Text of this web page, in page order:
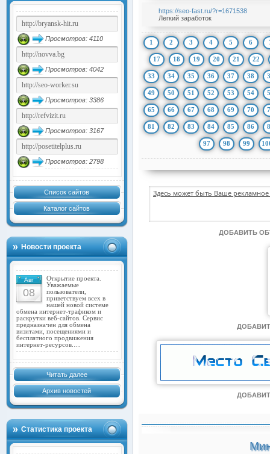
Просмотров: 4110
Просмотров: 4042
Просмотров: 3386
Просмотров: 3167
Просмотров: 2798
Список сайтов
Каталог сайтов
Новости проекта
Авг
08
Открытие проекта.
Уважаемые
пользователи,
приветствуем всех в
нашей новой системе
обмена интернет-трафиком и
раскрутки веб-сайтов. Сервис
предназначен для обмена
визитами, посещениями и
бесплатного продвижения
интернет-ресурсов.…
Читать далее
Архив новостей
Статистика проекта
https://seo-fast.ru/?r=1671538
Легкий заработок
1 2 3 4 5 6
17 18 19 20 21 22
33 34 35 36 37 38
49 50 51 52 53 54
65 66 67 68 69 70
81 82 83 84 85 86
97 98 99
Здесь может быть Ваше
ДОБАВИТЬ